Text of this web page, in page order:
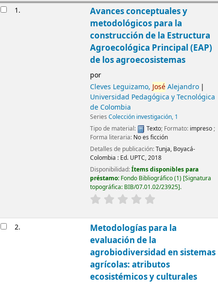
1.
Avances conceptuales y
metodológicos para la
construcción de la Estructura
Agroecológica Principal (EAP)
de los agroecosistemas
por
Cleves Leguizamo, JoséAlejandro
Universidad Pedagógica y Tecnológica
de Colombia
Series Colección investigación, 1
Tipo de material:
Texto; Formato: impreso;
Forma literaria: No es ficción
Detalles de publicación:Tunja, Boyacá-
Colombia : Ed. UPTC,2018
Disponibilidad:Ítems disponibles para
préstamo: Fondo Bibliográfico(1) Signatura
topográfica: BIB/07.01.02/23925 .
2.
Metodologías para la
evaluación de la
agrobiodiversidad en sistemas
agrícolas: atributos
ecosistémicos y culturales